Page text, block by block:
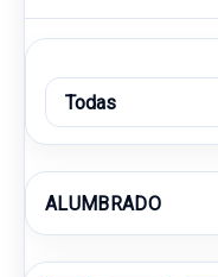
ALUMBRADO